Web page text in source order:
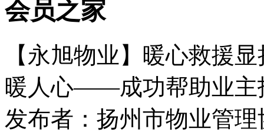
会员之家
【永旭物业】暖心救援
暖人心——成功帮助业主
发布者：扬州市物业管